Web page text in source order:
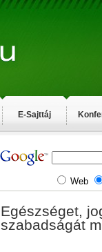
E-Sajttáj
Web
Egészséget,
szabadságát